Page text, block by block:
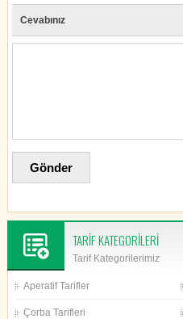
Cevabınız
TARİF KATEGORİLERİ
Tarif Kategorilerimiz
Aperatif Tarifler
Çorba Tarifleri